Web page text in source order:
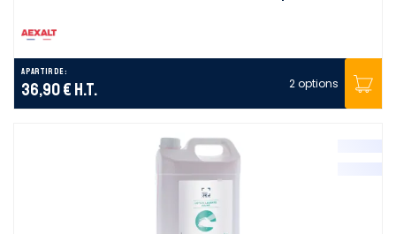
A partir de :
36,90 € H.T. 2 options